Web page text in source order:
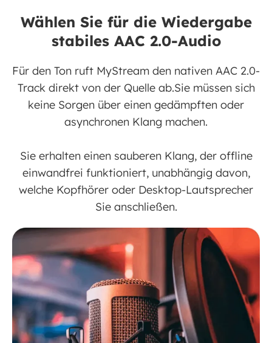
Wählen Sie für die Wiedergabe
stabiles AAC 2.0-Audio
Für den Ton ruft MyStream den nativen AAC 2.0-
Track direkt von der Quelle ab.Sie müssen sich
keine Sorgen über einen gedämpften oder
asynchronen Klang machen.
Sie erhalten einen sauberen Klang, der offline
einwandfrei funktioniert, unabhängig davon,
welche Kopfhörer oder Desktop-Lautsprecher
Sie anschließen.